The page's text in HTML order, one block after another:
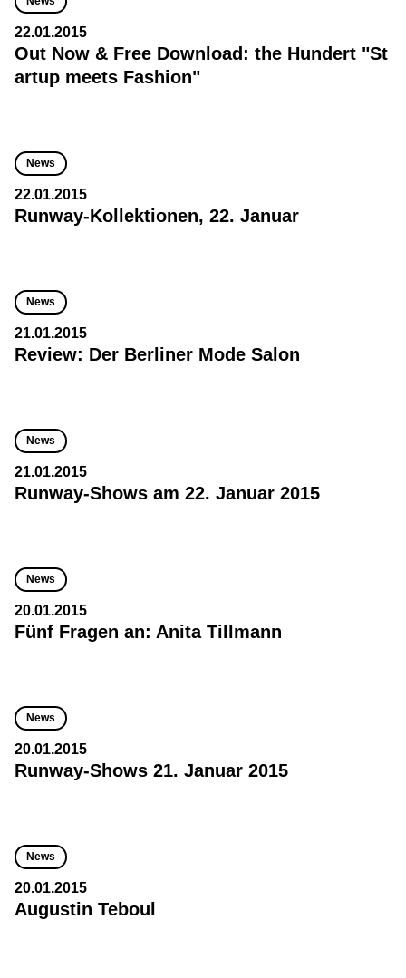
22.01.2015
Out Now & Free Download: the Hundert "St
artup meets Fashion"
News
22.01.2015
Runway-Kollektionen, 22. Januar
News
21.01.2015
Review: Der Berliner Mode Salon
News
21.01.2015
Runway-Shows am 22. Januar 2015
News
20.01.2015
Fünf Fragen an: Anita Tillmann
News
20.01.2015
Runway-Shows 21. Januar 2015
News
20.01.2015
Augustin Teboul